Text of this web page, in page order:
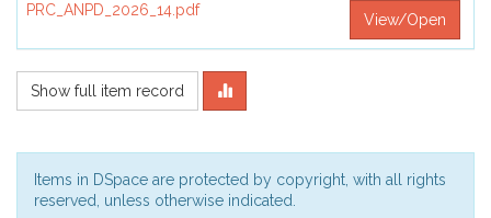
PRC_ANPD_2026_14.pdf
View/Open
Show full item record
Items in DSpace are protected by copyright, with all rights
reserved, unless otherwise indicated.